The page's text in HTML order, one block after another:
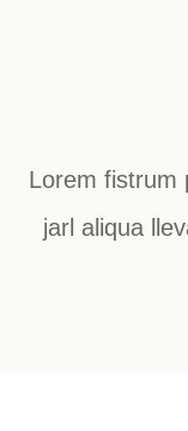
Lorem fistrum
jarl aliqua